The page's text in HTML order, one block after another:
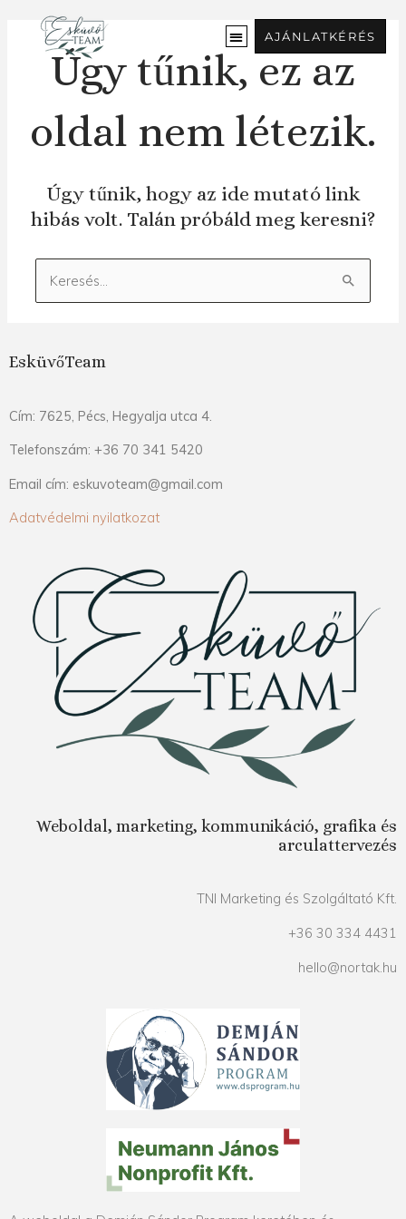
tartalomra
AJÁNLATKÉRÉS
Úgy tűnik, ez az
oldal nem létezik.
Úgy tűnik, hogy az ide mutató link
hibás volt. Talán próbáld meg keresni?
Keresés:
EsküvőTeam
Cím: 7625, Pécs, Hegyalja utca 4.
Telefonszám: +36 70 341 5420
Email cím: eskuvoteam@gmail.com
Adatvédelmi nyilatkozat
Weboldal, marketing, kommunikáció, grafika és
arculattervezés
TNI Marketing és Szolgáltató Kft.
+36 30 334 4431
hello@nortak.hu